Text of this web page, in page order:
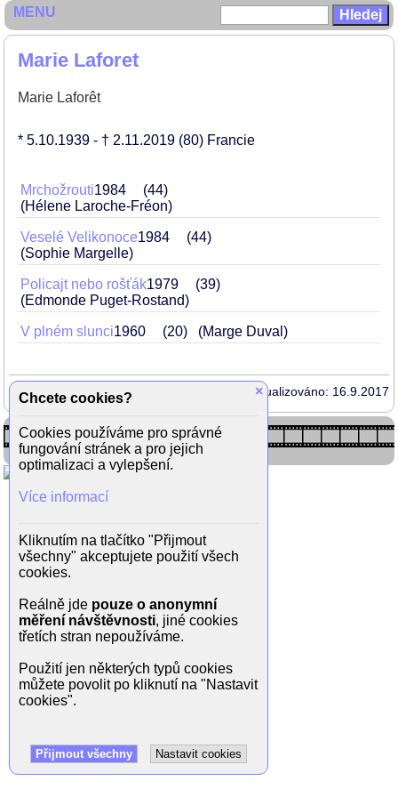
Marie Laforet
Marie Laforêt
* 5.10.1939 - † 2.11.2019 (80) Francie
Mrchožrouti1984
44
(Hélene Laroche-Fréon)
Veselé Velikonoce1984
44
(Sophie Margelle)
Policajt nebo rošťák1979
39
(Edmonde Puget-Rostand)
V plném slunci1960 20 (Marge Duval)
Aktualizováno: 16.9.2017
MENU
×
Chcete cookies?
Cookies používáme pro správné
fungování stránek a pro jejich
optimalizaci a vylepšení.
Více informací
Kliknutím na tlačítko "Přijmout
všechny" akceptujete použití všech
cookies.
Reálně jde pouze o anonymní
měření návštěvnosti, jiné cookies
třetích stran nepoužíváme.
Použití jen některých typů cookies
můžete povolit po kliknutí na "Nastavit
cookies".
Přijmout všechny Nastavit cookies